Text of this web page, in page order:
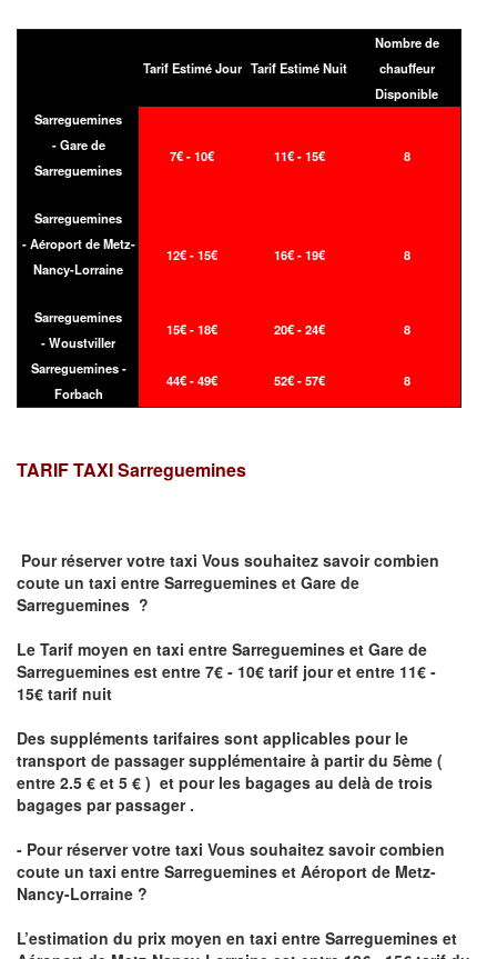
Tarif Estimé Jour Tarif Estimé Nuit
Nombre de
chauffeur
Disponible
Sarreguemines
- Gare de
Sarreguemines
7€ - 10€ 11€ - 15€ 8
Sarreguemines
- Aéroport de Metz-
Nancy-Lorraine
12€ - 15€ 16€ - 19€ 8
Sarreguemines
- Woustviller
15€ - 18€ 20€ - 24€ 8
Sarreguemines -
Forbach
44€ - 49€ 52€ - 57€ 8
TARIF TAXISarreguemines
Pour réserver votre taxi Vous souhaitez savoircombien
coute un taxi entre Sarreguemines et Gare de
Sarreguemines ?
Le Tarif moyen en taxi entre Sarreguemines et Gare de
Sarreguemines est entre 7€ - 10€ tarif jour et entre 11€ -
15€ tarif nuit
Des suppléments tarifaires sont applicables pour le
transport de passager supplémentaire à partir du 5ème (
entre 2.5 € et 5 € ) et pour les bagages au delà de trois
bagages par passager .
- Pour réserver votre taxi Vous souhaitez savoircombien
coute un taxi entre Sarreguemines et Aéroport de Metz-
Nancy-Lorraine ?
L’estimation du prix moyen en taxi entre Sarreguemines et